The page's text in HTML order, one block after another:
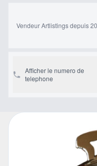
Vendeur Artlistings depuis
Afficher le numero de
telephone